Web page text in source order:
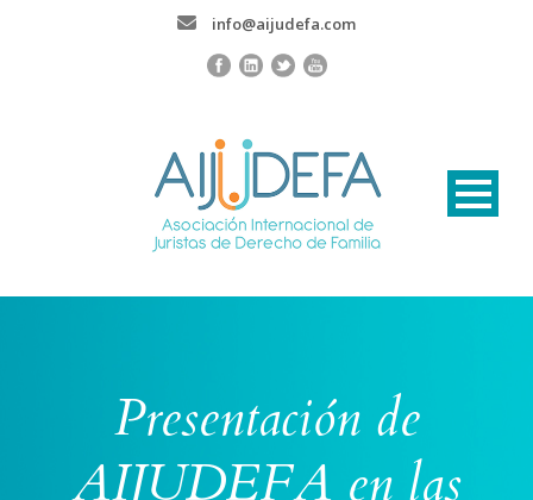
info@aijudefa.com
Presentación de
AIJUDEFA en las